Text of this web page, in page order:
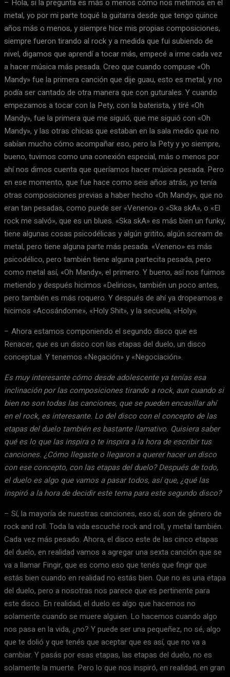
– Hola, si la pregunta es más o menos cómo nos metimos en el
metal, yo por mi parte toqué la guitarra desde que tengo quince
años más o menos, y siempre hice mis propias composiciones,
siempre fueron tirando al rock y a medida que fui subiendo de
nivel, digamos que aprendí a tocar más, empecé a irme cada vez
a hacer música más pesada. Creo que cuando compuse «Oh
Mandy» fue la primera canción que dije guau, esto es metal, y no
podía ser cantado de otra manera que con guturales. Y cuando
empezamos a tocar con la Pety, con la baterista, y tiré «Oh
Mandy», fue la primera que me siguió, que me siguió con «Oh
Mandy», y las otras chicas que estaban en la sala medio que no
sabían mucho cómo acompañar eso, pero la Pety y yo siempre,
bueno, tuvimos como una conexión especial, más o menos por
ahí nos dimos cuenta que queríamos hacer música pesada. Pero
en ese momento, que fue hace como seis años atrás, yo tenía
otras composiciones previas a haber hecho «Oh Mandy», que no
eran tan pesadas, como puede ser «Veneno» o «Ska skA», o «El
rock me salvó», que es un blues. «Ska skA» es más bien un funky,
tiene algunas cosas psicodélicas y algún gritito, algún scream de
metal, pero tiene alguna parte más pesada. «Veneno» es más
psicodélico, pero también tiene alguna partecita pesada, pero
como metal así, «Oh Mandy», el primero. Y bueno, así nos fuimos
metiendo y después hicimos «Delirios», también un poco antes,
pero también es más roquero. Y después de ahí ya dropeamos e
hicimos «Acosándome», «Holy Shit», y la secuela, «Holy».
– Ahora estamos componiendo el segundo disco que es
Renacer, que es un disco con las etapas del duelo, un disco
conceptual. Y tenemos «Negación» y «Negociación».
Es muy interesante cómo desde adolescente ya tenías esa
inclinación por las composiciones tirando a rock, aun cuando si
bien no son todas las canciones, que se pueden encasillar ahí
en el rock, es interesante. Lo del disco con el concepto de las
etapas del duelo también es bastante llamativo. Quisiera saber
qué es lo que las inspira o te inspira a la hora de escribir tus
canciones. ¿Cómo llegaste o llegaron a querer hacer un disco
con ese concepto, con las etapas del duelo? Después de todo,
el duelo es algo que vamos a pasar todos, así que, ¿qué las
inspiró a la hora de decidir este tema para este segundo disco?
– Sí, la mayoría de nuestras canciones, eso sí, son de género de
rock and roll. Toda la vida escuché rock and roll, y metal también.
Cada vez más pesado. Ahora, el disco este de las cinco etapas
del duelo, en realidad vamos a agregar una sexta canción que se
va a llamar Fingir, que es como eso que tenés que fingir que
estás bien cuando en realidad no estás bien. Que no es una etapa
del duelo, pero a nosotras nos parece que es pertinente para
este disco. En realidad, el duelo es algo que hacemos no
solamente cuando se muere alguien. Lo hacemos cuando algo
nos pasa en la vida, ¿no? Y puede ser una pequeñez, no sé, algo
que te dolió y que tenés que aceptar que es así, que no va a
cambiar. Y pasás por esas etapas, las etapas del duelo, no es
solamente la muerte. Pero lo que nos inspiró, en realidad, en gran